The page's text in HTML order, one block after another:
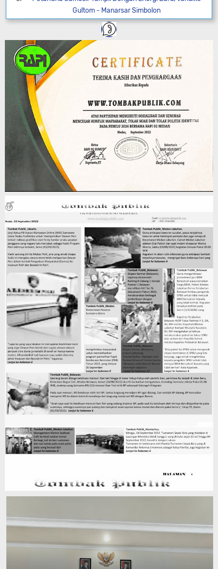
Gultom - Manarsar Simbolon